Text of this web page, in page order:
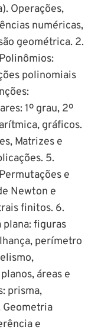
Operações,
numéricas,
geométrica. 2.
polinomiais
1º grau, 2º
gráficos.
Matrizes e
5.
e
Newton e
finitos. 6.
plana: figuras
perímetro
áreas e
prisma,
Geometria
e